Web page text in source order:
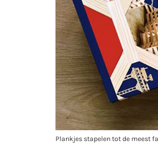
Plankjes stapelen tot de meest